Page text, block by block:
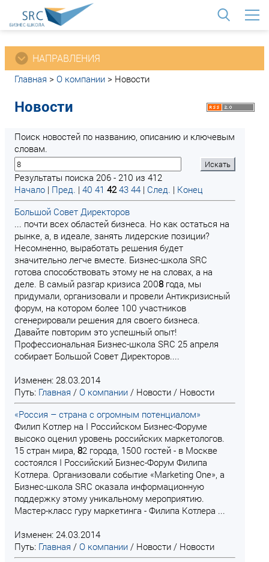
НАПРАВЛЕНИЯ
Главная > О компании > Новости
Новости
Поиск новостей по названию, описанию и ключевым
словам.
Результаты поиска 206 - 210 из 412
Начало | Пред. | 40 41 42 43 44 | След. | Конец
Большой Совет Директоров
... почти всех областей бизнеса. Но как остаться на
рынке, а, в идеале, занять лидерские позиции?
Несомненно, выработать решения будет
значительно легче вместе. Бизнес-школа SRC
готова способствовать этому не на словах, а на
деле. В самый разгар кризиса 2008года, мы
придумали, организовали и провели Антикризисный
форум, на котором более 100 участников
сгенерировали решения для своего бизнеса.
Давайте повторим это успешный опыт!
Профессиональная Бизнес-школа SRC 25 апреля
собирает Большой Совет Директоров....
Изменен: 28.03.2014
Путь: Главная / О компании / Новости / Новости
«Россия – страна с огромным потенциалом»
Филип Котлер на I Российском Бизнес-Форуме
высоко оценил уровень российских маркетологов.
15 стран мира, 82 города, 1500 гостей - в Москве
состоялся I Российский Бизнес-Форум Филипа
Котлера. Организовали событие «Marketing One», а
Бизнес-школа SRC оказала информационную
поддержку этому уникальному мероприятию.
Мастер-класс гуру маркетинга - Филипа Котлера ...
Изменен: 24.03.2014
Путь: Главная / О компании / Новости / Новости